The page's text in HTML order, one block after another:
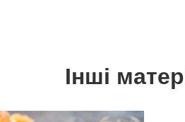
Інші